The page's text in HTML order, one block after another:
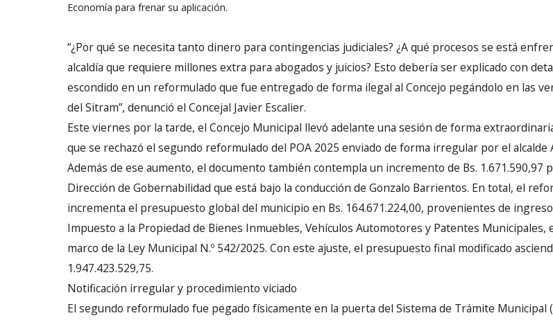
Economía para frenar su aplicación.
“¿Por qué se necesita tanto dinero para contingencias judiciales? ¿A qué procesos se está
alcaldía que requiere millones extra para abogados y juicios? Esto debería ser explicado con
escondido en un reformulado que fue entregado de forma ilegal al Concejo pegándolo en las
del Sitram”, denunció el Concejal Javier Escalier.
Este viernes por la tarde, el Concejo Municipal llevó adelante una sesión de forma
que se rechazó el segundo reformulado del POA 2025 enviado de forma irregular por el alcalde
Además de ese aumento, el documento también contempla un incremento de Bs. 1.671.590,97
Dirección de Gobernabilidad que está bajo la conducción de Gonzalo Barrientos. En total, el
incrementa el presupuesto global del municipio en Bs. 164.671.224,00, provenientes de
Impuesto a la Propiedad de Bienes Inmuebles, Vehículos Automotores y Patentes Municipales,
marco de la Ley Municipal N.º 542/2025. Con este ajuste, el presupuesto final modificado
1.947.423.529,75.
Notificación irregular y procedimiento viciado
El segundo reformulado fue pegado físicamente en la puerta del Sistema de Trámite Municipal